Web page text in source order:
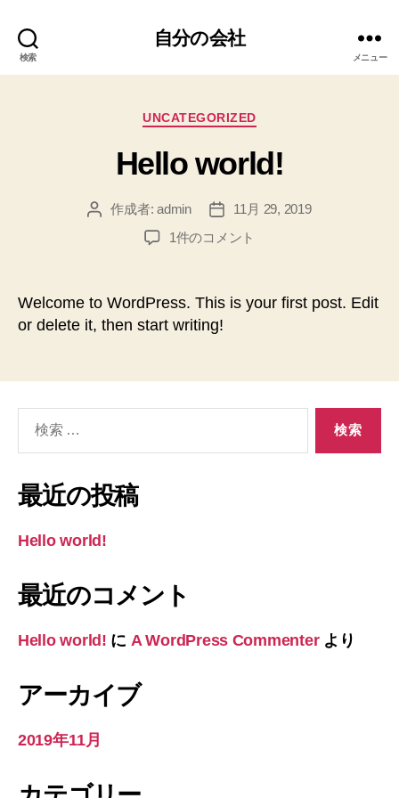
検索
自分の会社
メニュー
カ
ゴ
リ
UNCATEGORIZED
Hello world!
投
作成者:admin
投
稿
11月 29, 2019
Hello
1件のコメント
Welcome to WordPress. This is your first post. Edit
or delete it, then start writing!
象:
最近の投稿
Hello world!
最近のコメント
Hello world! に A WordPress Commenterより
アーカイブ
2019年11月